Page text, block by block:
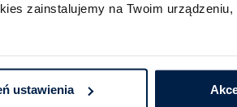
zainstalujemy na Twoim urządzeniu,​
ustawienia